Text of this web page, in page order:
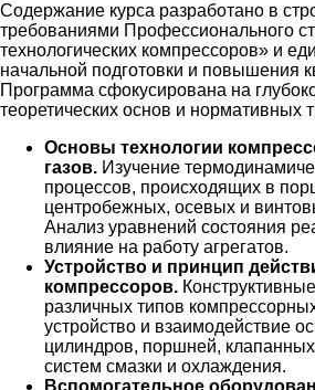
Содержание курса разработано в
требованиями Профессионального
технологических компрессоров» и
начальной подготовки и повышения
Программа сфокусирована на
теоретических основ и нормативных
Основы технологии
газов. Изучение
процессов, происходящих в
центробежных, осевых и
Анализ уравнений состояния
влияние на работу агрегатов.
Устройство и принцип
компрессоров.
различных типов
устройство и взаимодействие
цилиндров, поршней,
систем смазки и охлаждения.
Вспомогательное